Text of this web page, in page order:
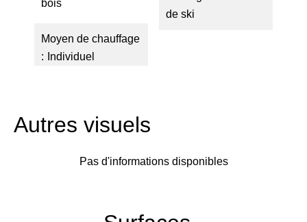
bois
Moyen de chauffage
Individuel
de ski
Autres visuels
Pas d'informations disponibles